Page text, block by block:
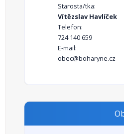
Starosta/tka:
Vítězslav Havlíček
Telefon:
724 140 659
E-mail:
obec@boharyne.cz